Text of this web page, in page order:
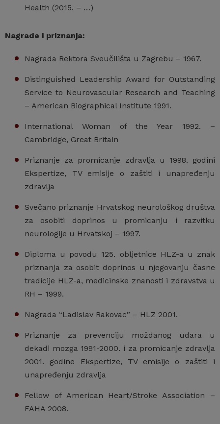
Health (2015. – …)
Nagrade i priznanja:
Nagrada Rektora Sveučilišta u Zagrebu – 1967.
Distinguished Leadership Award for Outstanding
Service to Neurovascular Research and Teaching
– American Biographical Institute 1991.
International Woman of the Year 1992. –
Cambridge, Great Britain
Priznanje za promicanje zdravlja u 1998. godini
Ekspertize, TV emisije o zaštiti i unapređenju
zdravlja
Svečano priznanje Hrvatskog neurološkog društva
za osobiti doprinos u promicanju i razvitku
neurologije u Hrvatskoj – 1997.
Diploma u povodu 125. obljetnice HLZ-a u znak
priznanja za osobit doprinos u njegovanju časne
tradicije HLZ-a, medicinske znanosti i zdravstva u
RH – 1999.
Nagrada “Ladislav Rakovac” – HLZ 2001.
Priznanje za prevenciju moždanog udara u
dekadi mozga 1991-2000. i za promicanje zdravlja
2001. godine Ekspertize, TV emisije o zaštiti i
unapređenju zdravlja
Fellow of American Heart/Stroke Association –
FAHA 2008.